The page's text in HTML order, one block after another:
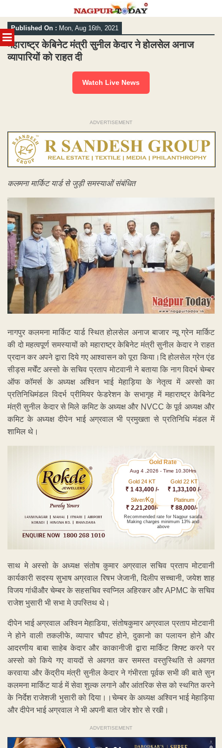
MENU
Skip
to
content
Published On : Mon, Aug 16th, 2021
महाराष्ट्र केबिनेट मंत्री सुनील केदार ने होलसेल अनाज
व्यापारियों को राहत दी
Watch Live News
ADVERTISEMENT
कलमना मार्किट यार्ड से जुड़ी समस्याओं संबंधित
नागपुर कलमना मार्किट यार्ड स्थित होलसेल अनाज बाजार न्यू ग्रेन मार्किट
की दो महत्वपूर्ण समस्यायों को महाराष्ट्र केबिनेट मंत्री सुनील केदार ने राहत
प्रदान कर अपने द्वारा दिये गए आश्वासन को पूरा किया।दि होलसेल ग्रेन एंड
सीड्स मर्चेंट अस्सो के सचिव प्रताप मोटवानी ने बताया कि नाग विदर्भ चेम्बर
ऑफ कॉमर्स के अध्यक्ष अश्विन भाई मेहाड़िया के नेतृत्व में अस्सो का
प्रतिनिधिमंडल विदर्भ प्रीमियर फेडरेशन के सभागृह में महाराष्ट्र केबिनेट
मंत्री सुनील केदार से मिले कमिट के अध्यक्ष और NVCC के पूर्व अध्यक्ष और
कमिट के अध्यक्ष दीपेन भाई अग्रवाल भी प्रमुखता से प्रतिनिधि मंडल में
शामिल थे।
Gold Rate
Aug 4 ,2026 - Time 10.30Hrs
Gold 24 KT
₹ 1 43,400 /-
Gold 22 KT
₹ 1,33,100 /-
Silver/Kg
₹ 2,21,200/-
Platinum
₹ 88,000/-
Recommended rate for Nagpur sarafa
Making charges minimum 13% and
above
साथ मे अस्सो के अध्यक्ष संतोष कुमार अग्रवाल सचिव प्रताप मोटवानी
कार्यकारी सदस्य सुभाष अग्रवाल रिषभ जेजानी, दिलीप सच्चानी, जयेश शाह
विजय गांधीऔर चेम्बर के सहसचिव स्वप्निल अहिरकर और APMC के सचिव
राजेश भुसारी भी सभा मे उपस्तिथ थे।
दीपेन भाई अग्रवाल अश्विन मेहाडिया, संतोषकुमार अग्रवाल प्रताप मोटवानी
ने होने वाली तकलीफे, व्यापार चौपट होने, दुकानो का पलायन होने और
आदरणीय बाबा साहेब केदार और काकानीजी द्वारा मार्किट शिफ्ट करने पर
अस्सो को किये गए वायदों से अवगत कर समस्त वस्तुस्थिति से अवगत
करवाया और केंद्रीय मंत्री सुनील केदार ने गंभीरता पूर्वक सभी की बाते सुन
कलमना मार्किट यार्ड में सेवा शुल्क लगाने और आंतरिक सेस को स्थगित करने
के निर्देश राजेशजी भुसारी को दिया।।चेम्बर के अध्यक्ष अश्विन भाई मेहाड़िया
और दीपेन भाई अग्रवाल ने भी अपनी बात जोर शोर से रखी।
ADVERTISEMENT